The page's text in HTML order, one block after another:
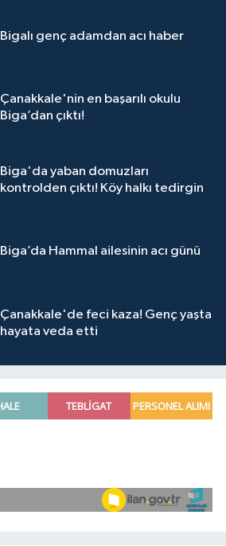
Bigalı genç adamdan acı haber
Çanakkale'nin en başarılı okulu
Biga’dan çıktı!
Biga'da yaban domuzları
kontrolden çıktı! Köy halkı tedirgin
Biga’da Hammal ailesinin acı günü
Çanakkale'de feci kaza! Genç yaşta
hayata veda etti